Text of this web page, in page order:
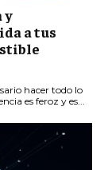
y
a tus
hacer todo lo
es feroz y es...